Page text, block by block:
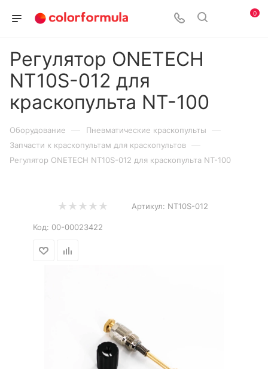
0
Регулятор ONETECH
NT10S-012 для
краскопульта NT-100
Оборудование — Пневматические краскопульты —
Запчасти к краскопультам для краскопультов —
Регулятор ONETECH NT10S-012 для краскопульта NT-100
Артикул: NT10S-012
Код: 00-00023422